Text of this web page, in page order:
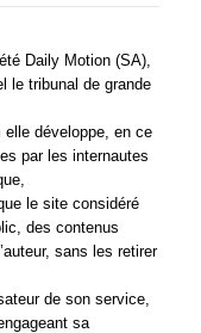
Daily Motion (SA),
le tribunal de grande
elle développe, en ce
par les internautes
le site considéré
des contenus
sans les retirer
de son service,
sa